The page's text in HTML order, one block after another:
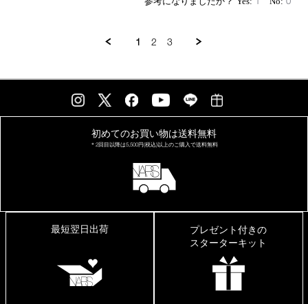
が
1 2 3
初めてのお買い物は送料無料
＊2回目以降は5,500円(税込)以上のご購入で送料無料
最短翌日出荷
プレゼント付きの
スターターキット